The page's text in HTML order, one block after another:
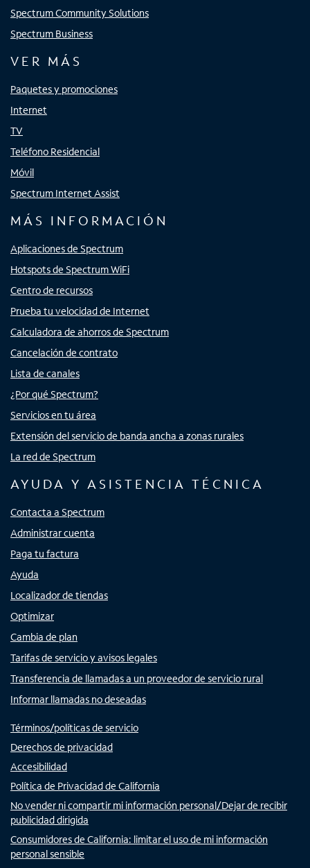
Spectrum Community Solutions
Spectrum Business
VER MÁS
Paquetes y promociones
Internet
TV
Teléfono Residencial
Móvil
Spectrum Internet Assist
MÁS INFORMACIÓN
Aplicaciones de Spectrum
Hotspots de Spectrum WiFi
Centro de recursos
Prueba tu velocidad de Internet
Calculadora de ahorros de Spectrum
Cancelación de contrato
Lista de canales
¿Por qué Spectrum?
Servicios en tu área
Extensión del servicio de banda ancha a zonas rurales
La red de Spectrum
AYUDA Y ASISTENCIA TÉCNICA
Contacta a Spectrum
Administrar cuenta
Paga tu factura
Ayuda
Localizador de tiendas
Optimizar
Cambia de plan
Tarifas de servicio y avisos legales
Transferencia de llamadas a un proveedor de servicio rural
Informar llamadas no deseadas
Términos/políticas de servicio
Derechos de privacidad
Accesibilidad
Política de Privacidad de California
No vender ni compartir mi información personal/Dejar de recibir
publicidad dirigida
Consumidores de California: limitar el uso de mi información
personal sensible